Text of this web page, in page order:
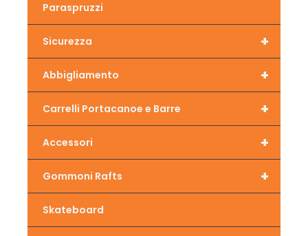
Paraspruzzi
+
Sicurezza
+
Abbigliamento
+
Carrelli Portacanoe e Barre
+
Accessori
+
Gommoni Rafts
Skateboard